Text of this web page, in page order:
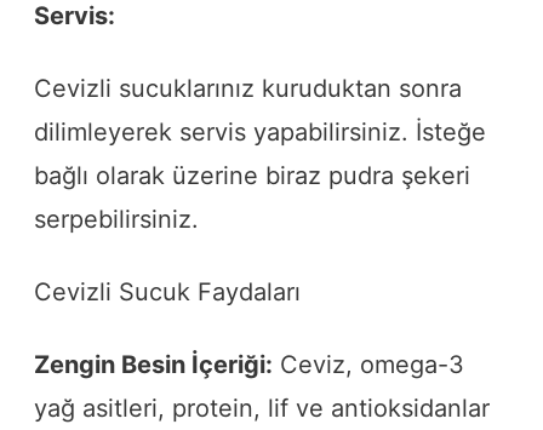
Servis:
Cevizli sucuklarınız kuruduktan sonra
dilimleyerek servis yapabilirsiniz. İsteğe
bağlı olarak üzerine biraz pudra şekeri
serpebilirsiniz.
Cevizli Sucuk Faydaları
Zengin Besin İçeriği: Ceviz, omega-3
yağ asitleri, protein, lif ve antioksidanlar